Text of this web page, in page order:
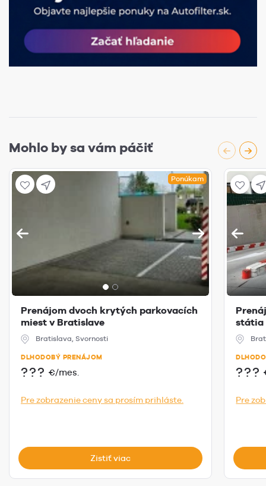
Mohlo by sa vám páčiť
Ponúkam
Prenájom dvoch krytých parkovacích
miest v Bratislave
Bratislava, Svornosti
DLHODOBÝ PRENÁJOM
??? €/mes.
Pre zobrazenie ceny sa prosím prihláste.
Zistiť viac
státia
???
Pre